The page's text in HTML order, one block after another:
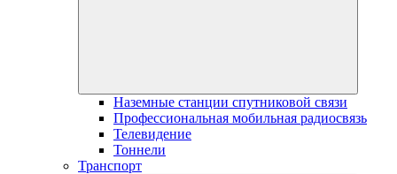
Наземные станции спутниковой связи
Профессиональная мобильная радиосвязь
Телевидение
Тоннели
Транспорт